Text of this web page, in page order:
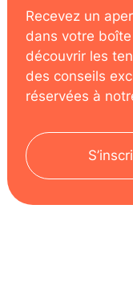
Recevez un
dans votre
découvrir les
des conseils
réservées à